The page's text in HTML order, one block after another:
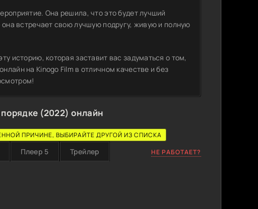
Она решила, что это будет лучший
встречает свою лучшую подругу, живую и полную
историю, которая заставит вас задуматься о том,
на Kinogo Film в отличном качестве и без
(2022) онлайн
ПРИЧИНЕ, ВЫБИРАЙТЕ ДРУГОЙ ИЗ СПИСКА
Плеер 5 Трейлер НЕ РАБОТАЕТ?